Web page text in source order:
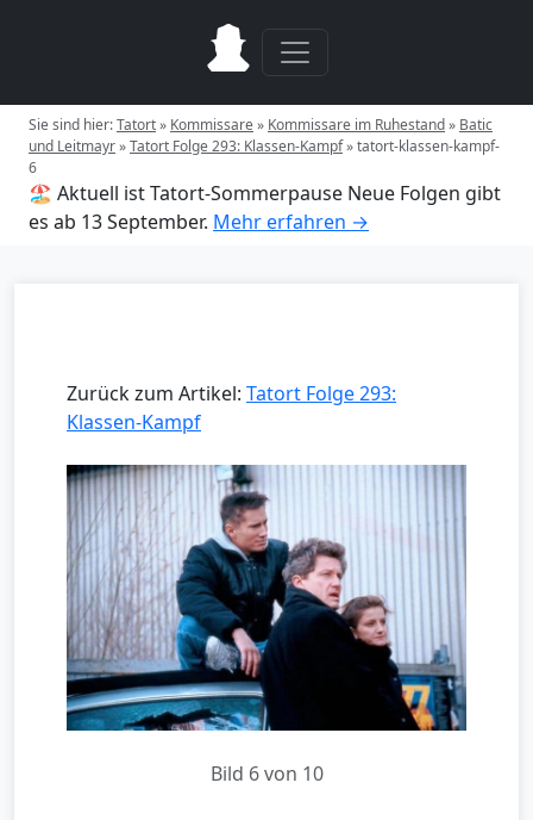
Sie sind hier:Tatort» Kommissare» Kommissare im Ruhestand» Batic
und Leitmayr»Tatort Folge 293: Klassen-Kampf»tatort-klassen-kampf-
6
🏖️ Aktuell ist Tatort-Sommerpause Neue Folgen gibt
es ab 13 September. Mehr erfahren →
Zurück zum Artikel: Tatort Folge 293:
Klassen-Kampf
Bild 6 von 10